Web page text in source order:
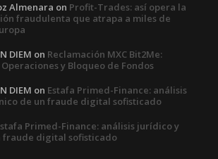
Almenara on Profit-Trades: así opera la
fraudulenta que atrapa a miles de
DIEM on Reclamación MXC Bit2Me:
y Bloqueo de Fondos
DIEM on Estafa Primed-Finance: análisis
de un fraude digital sofisticado
Primed-Finance: análisis jurídico y
fraude digital sofisticado